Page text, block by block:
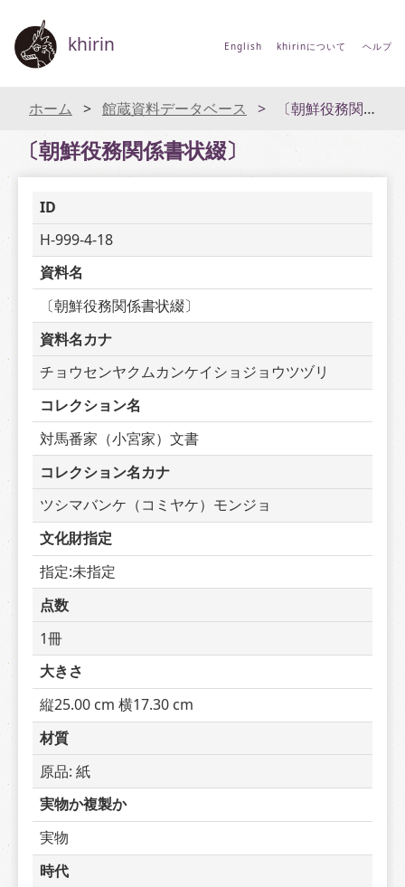
khirin English khirinについて ヘルプ
ホーム 館蔵資料データベース 〔朝鮮役務関係書状綴〕
〔朝鮮役務関係書状綴〕
ID
H-999-4-18
資料名
〔朝鮮役務関係書状綴〕
資料名カナ
チョウセンヤクムカンケイショジョウツヅリ
コレクション名
対馬番家（小宮家）文書
コレクション名カナ
ツシマバンケ（コミヤケ）モンジョ
文化財指定
指定:未指定
点数
1冊
大きさ
縦25.00 cm 横17.30 cm
材質
原品: 紙
実物か複製か
実物
時代